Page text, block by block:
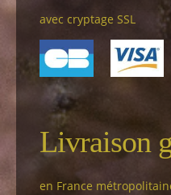
avec cryptage SSL
Livraison
en France